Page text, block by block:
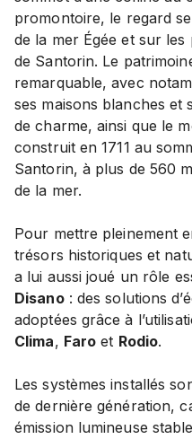
promontoire, le regard
de la mer Égée et sur
de Santorin. Le
remarquable, avec
ses maisons blanches et
de charme, ainsi que le
construit en 1711 au
Santorin, à plus de 560
de la mer.
Pour mettre pleinement
trésors historiques et
a lui aussi joué un rôle
Disano: des solutions
adoptées grâce à
Clima, Faro et Rodio.
Les systèmes installés
de dernière génération,
émission lumineuse